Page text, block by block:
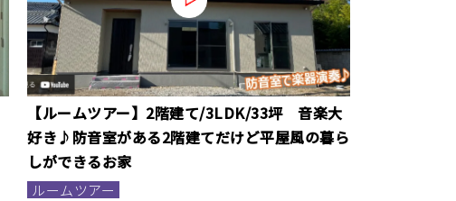
【ルームツアー】2階建て/3LDK/33坪 音楽大
好き♪防音室がある2階建てだけど平屋風の暮ら
しができるお家
ルームツアー